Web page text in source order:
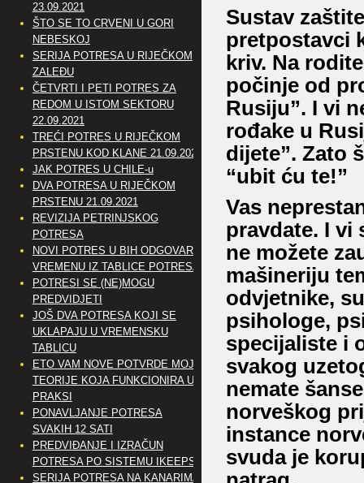
Sustav
pretpostavci
kriv. Na
počinje od
Rusiju”. I vi
rođake u
dijete”. Zato
“ubit ću te!”
Vas
pravdate. I vi
ne možete
mašineriju
odvjetnike,
psihologe,
specijaliste i
svakog
nemate
norveškog
instance
svuda je
23.09.2021
ŠTO SE TO CRVENI U GORI
NEBESKOJ
SERIJA POTRESA U RIJEČKOM
ZALEĐU
ČETVRTI I PETI POTRES ZA
REDOM U ISTOM SEKTORU
22.09.2021
TREĆI POTRES U RIJEČKOM
PRSTENU KOD KLANE 21.09.2021
JAK POTRES U CHILE-u
DVA POTRESA U RIJEČKOM
PRSTENU 21.09.2021
REVIZIJA PETRINJSKOG
POTRESA
NOVI POTRES U BIH ODGOVARA
VREMENU IZ TABLICE POTRESA
POTRESI SE (NE)MOGU
PREDVIDJETI
JOŠ DVA POTRESA KOJI SE
UKLAPAJU U VREMENSKU
TABLICU
ETO VAM NOVE POTVRDE MOJE
TEORIJE KOJA FUNKCIONIRA U
PRAKSI
PONAVLJANJE POTRESA
SVAKIH 12 SATI
PREDVIĐANJE I IZRAČUN
POTRESA PO SISTEMU IKEEPS
SERIJA POTRESA NA KANARIMA